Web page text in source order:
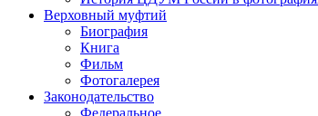
Верховный муфтий
Биография
Книга
Фильм
Фотогалерея
Законодательство
Федеральное